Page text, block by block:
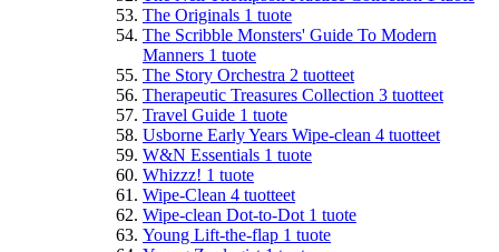
The Originals 1 tuote
The Scribble Monsters' Guide To Modern
Manners 1 tuote
The Story Orchestra 2 tuotteet
Therapeutic Treasures Collection 3 tuotteet
Travel Guide 1 tuote
Usborne Early Years Wipe-clean 4 tuotteet
W&N Essentials 1 tuote
Whizzz! 1 tuote
Wipe-Clean 4 tuotteet
Wipe-clean Dot-to-Dot 1 tuote
Young Lift-the-flap 1 tuote